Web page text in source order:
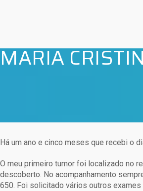
MARIA
Há um ano e cinco meses que recebi o
O meu primeiro tumor foi localizado no
descoberto. No acompanhamento
650. Foi solicitado vários outros